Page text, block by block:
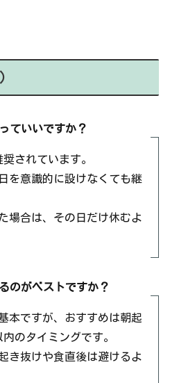
ていいですか？
されています。
を意識的に設けなくても継
場合は、その日だけ休むよ
のがベストですか？
本ですが、おすすめは朝起
のタイミングです。
き抜けや食直後は避けるよ